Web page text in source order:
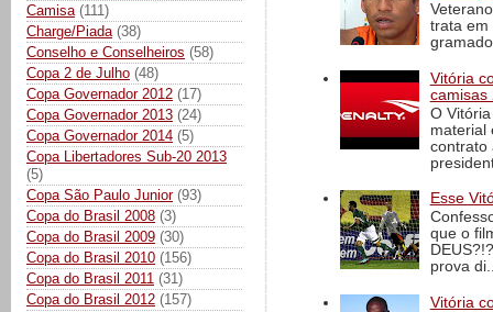
Camisa (111)
Charge/Piada (38)
Conselho e Conselheiros (58)
Copa 2 de Julho (48)
Copa Governador 2012 (17)
Copa Governador 2013 (24)
Copa Governador 2014 (5)
Copa Libertadores Sub-20 2013
(5)
Copa São Paulo Junior (93)
Copa do Brasil 2008 (3)
Copa do Brasil 2009 (30)
Copa do Brasil 2010 (156)
Copa do Brasil 2011 (31)
Copa do Brasil 2012 (157)
trata em
Vitória
camisas
O
material
contrato
Esse
que o
prova
Vitória